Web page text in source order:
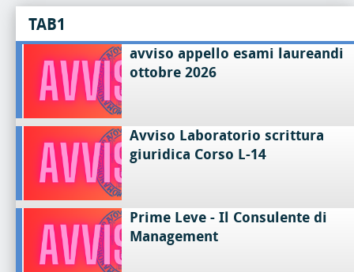
TAB1
avviso appello esami laureandi
ottobre 2026
Avviso Laboratorio scrittura
giuridica Corso L-14
Prime Leve - Il Consulente di
Management